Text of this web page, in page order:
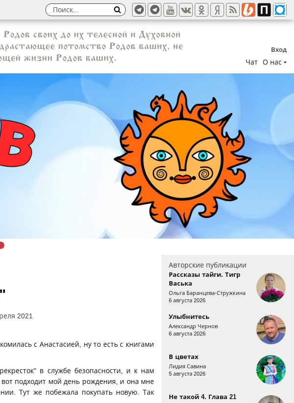
Вход
Чат О нас
своих до их телесной и Духовной
потомство Родов ваших, не
жизни Родов ваших.
2021
с Анастасией, ну то есть с книгами
в службе безопасности, и к нам
подходит мой день рождения, и она мне
Тут же побежала покупать новую. Так
Авторские публикации
Рассказы тайги. Тигр
Васька
Ольга Баранцева-Стружкина
6 августа 2026
Улыбнитесь
Александр Чернов
6 августа 2026
В цветах
Лидия Савина
5 августа 2026
Не такой 4. Глава 21